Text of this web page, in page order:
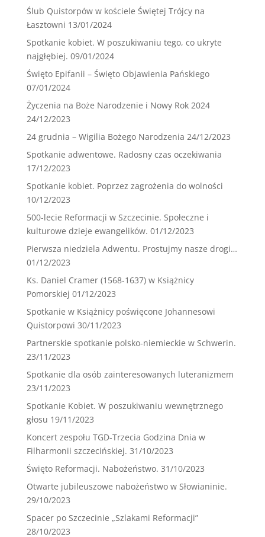
Ślub Quistorpów w kościele Świętej Trójcy na
Łasztowni 13/01/2024
Spotkanie kobiet. W poszukiwaniu tego, co ukryte
najgłębiej. 09/01/2024
Święto Epifanii – Święto Objawienia Pańskiego
07/01/2024
Życzenia na Boże Narodzenie i Nowy Rok 2024
24/12/2023
24 grudnia – Wigilia Bożego Narodzenia 24/12/2023
Spotkanie adwentowe. Radosny czas oczekiwania
17/12/2023
Spotkanie kobiet. Poprzez zagrożenia do wolności
10/12/2023
500-lecie Reformacji w Szczecinie. Społeczne i
kulturowe dzieje ewangelików. 01/12/2023
Pierwsza niedziela Adwentu. Prostujmy nasze drogi…
01/12/2023
Ks. Daniel Cramer (1568-1637) w Książnicy
Pomorskiej 01/12/2023
Spotkanie w Książnicy poświęcone Johannesowi
Quistorpowi 30/11/2023
Partnerskie spotkanie polsko-niemieckie w Schwerin.
23/11/2023
Spotkanie dla osób zainteresowanych luteranizmem
23/11/2023
Spotkanie Kobiet. W poszukiwaniu wewnętrznego
głosu 19/11/2023
Koncert zespołu TGD-Trzecia Godzina Dnia w
Filharmonii szczecińskiej. 31/10/2023
Święto Reformacji. Nabożeństwo. 31/10/2023
Otwarte jubileuszowe nabożeństwo w Słowianinie.
29/10/2023
Spacer po Szczecinie „Szlakami Reformacji”
28/10/2023